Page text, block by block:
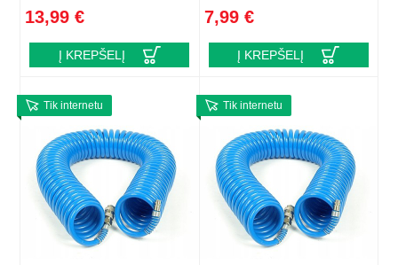
13,99 €
Į KREPŠELĮ
7,99 €
Į KREPŠELĮ
Tik internetu Tik internetu